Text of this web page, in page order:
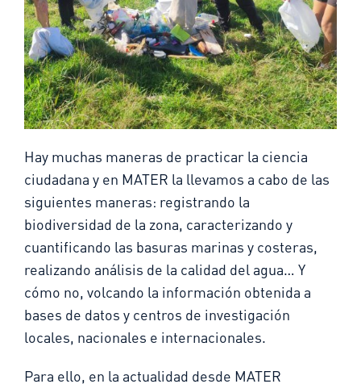
Hay muchas maneras de practicar la ciencia
ciudadana y en MATER la llevamos a cabo de las
siguientes maneras: registrando la
biodiversidad de la zona, caracterizando y
cuantificando las basuras marinas y costeras,
realizando análisis de la calidad del agua… Y
cómo no, volcando la información obtenida a
bases de datos y centros de investigación
locales, nacionales e internacionales.
Para ello, en la actualidad desde MATER